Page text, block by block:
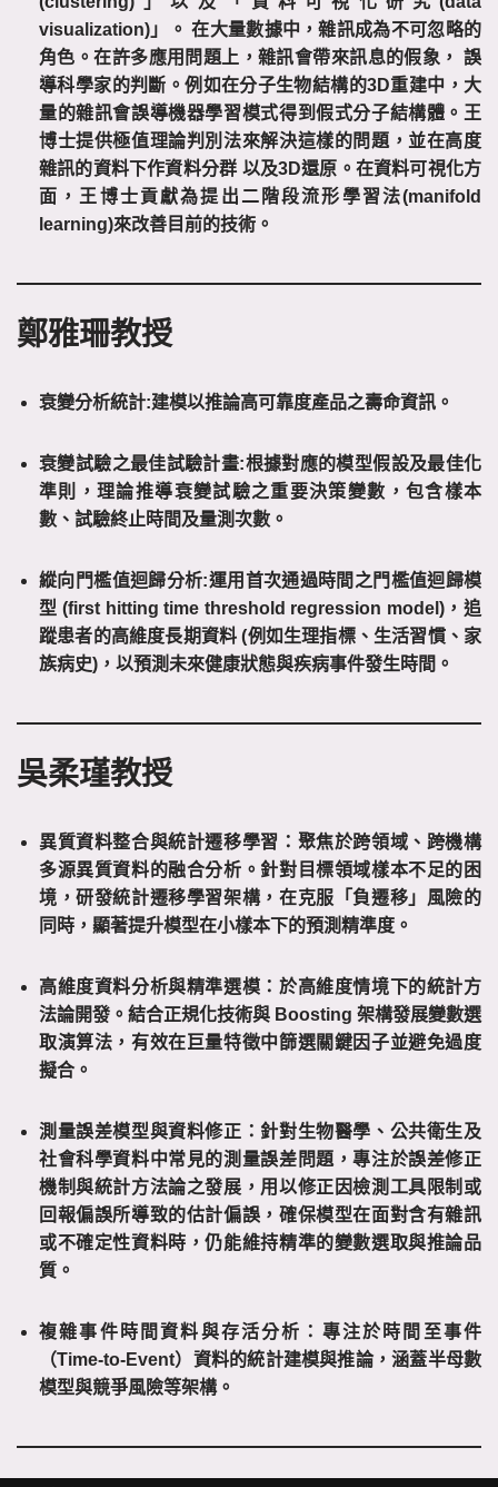
visualization) 」。 在大量數據中，雜訊成為不可忽略的
角色。在許多應用問題上，雜訊會帶來訊息的假象，
誤
導科學家的判斷。例如在分子生物結構的3D重建中，大
量的雜訊會誤導機器學習模式得到假式分子結構體。王
博士提供極值理論判別法來解決這樣的問題，並在高度
雜訊的資料下作資料分群 以及3D還原。在資料可視化方
面，王博士貢獻為提出二階段流形學習法(manifold
learning)來改善目前的技術。
鄭雅珊教授
衰變分析統計:建模以推論高可靠度產品之壽命資訊。
衰變試驗之最佳試驗計畫:根據對應的模型假設及最佳化
準則，理論推導衰變試驗之重要決策變數，包含樣本
數、試驗終止時間及量測次數。
縱向門檻值迴歸分析:運用首次通過時間之門檻值迴歸模
型 (first hitting time threshold regression model)，追
蹤患者的高維度長期資料 (例如生理指標、生活習慣、家
族病史)，以預測未來健康狀態與疾病事件發生時間。
吳柔瑾教授
異質資料整合與統計遷移學習： 聚焦於跨領域、跨機構
多源異質資料的融合分析。針對目標領域樣本不足的困
境，研發統計遷移學習架構，在克服「負遷移」風險的
同時，顯著提升模型在小樣本下的預測精準度。
高維度資料分析與精準選模 ：於高維度情境下的統計方
法論開發。結合正規化技術與 Boosting 架構發展變數選
取演算法，有效在巨量特徵中篩選關鍵因子並避免過度
擬合。
測量誤差模型與資料修正 ：針對生物醫學、公共衛生及
社會科學資料中常見的測量誤差問題，專注於誤差修正
機制與統計方法論之發展，用以修正因檢測工具限制或
回報偏誤所導致的估計偏誤，確保模型在面對含有雜訊
或不確定性資料時，仍能維持精準的變數選取與推論品
質。
複雜事件時間資料與存活分析 ：專注於時間至事件
（Time-to-Event）資料的統計建模與推論，涵蓋半母數
模型與競爭風險等架構。